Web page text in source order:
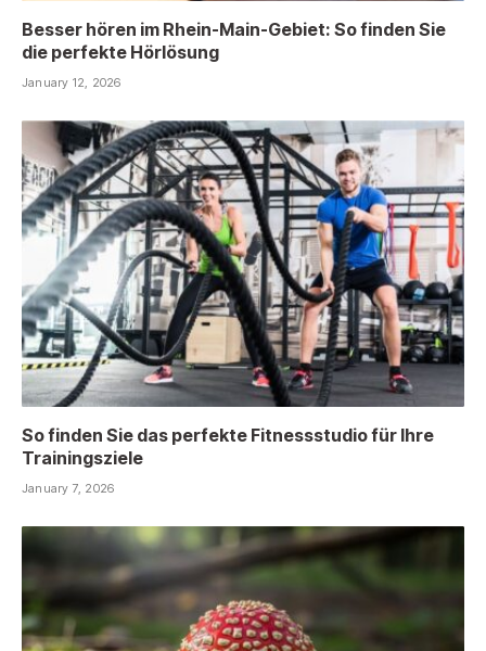
Besser hören im Rhein-Main-Gebiet: So finden Sie
die perfekte Hörlösung
January 12, 2026
So finden Sie das perfekte Fitnessstudio für Ihre
Trainingsziele
January 7, 2026